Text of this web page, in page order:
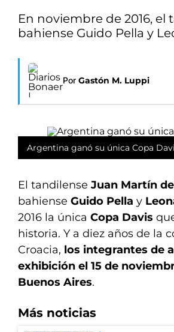
En noviembre de 2016,
bahiense Guido Pella y
Por Gastón M. Luppi
Argentina ganó su única Copa
El tandilense Juan Martín
bahiense Guido Pella y
2016 la única Copa Davis
historia. Y a diez años de la
Croacia, los integrantes de
exhibición el 15 de
Buenos Aires.
Más noticias